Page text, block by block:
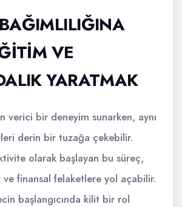
VE
YARATMAK
verici bir deneyim sunarken, aynı
derin bir tuzağa çekebilir.
olarak başlayan bu süreç,
ve finansal felaketlere yol açabilir.
başlangıcında kilit bir rol